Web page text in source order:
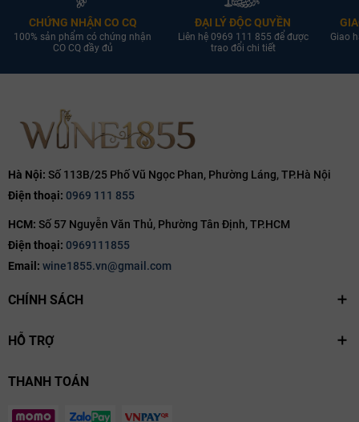
CHỨNG NHẬN CO CQ
100% sản phẩm có chứng nhận
CO CQ đầy đủ
ĐẠI LÝ ĐỘC QUYỀN
Liên hệ 0969 111 855 để được
trao đổi chi tiết
Giao
Hà Nội: Số 113B/25 Phố Vũ Ngọc Phan, Phường Láng, TP.Hà Nội
Điện thoại: 0969 111 855
HCM: Số 57 Nguyễn Văn Thủ, Phường Tân Định, TP.HCM
Điện thoại: 0969111855
Email: wine1855.vn@gmail.com
CHÍNH SÁCH
HỖ TRỢ
THANH TOÁN